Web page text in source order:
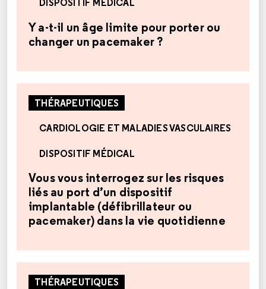
DISPOSITIF MÉDICAL
Y a-t-il un âge limite pour porter ou
changer un pacemaker ?
THÉRAPEUTIQUES
CARDIOLOGIE ET MALADIES VASCULAIRES
DISPOSITIF MÉDICAL
Vous vous interrogez sur les risques
liés au port d’un dispositif
implantable (défibrillateur ou
pacemaker) dans la vie quotidienne
THÉRAPEUTIQUES